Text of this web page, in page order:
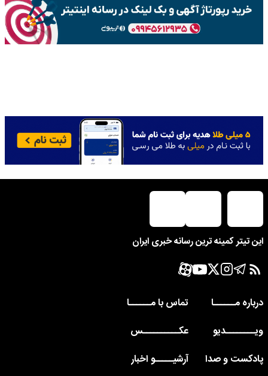
این تیتر کمینه ترین رسانه خبری ایران
درباره مــــــا
تماس با مــــــا
ویــــــــدیو
عکــــــــــس
پادکست و صدا
آرشیـــــو اخبار